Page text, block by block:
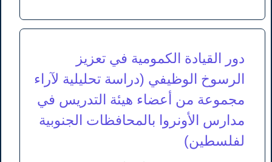
دور القيادة الكمومية في تعزيز
الرسوخ الوظيفي (دراسة تحليلية لآراء
مجموعة من أعضاء هيئة التدريس في
مدارس الأونروا بالمحافظات الجنوبية
لفلسطين)